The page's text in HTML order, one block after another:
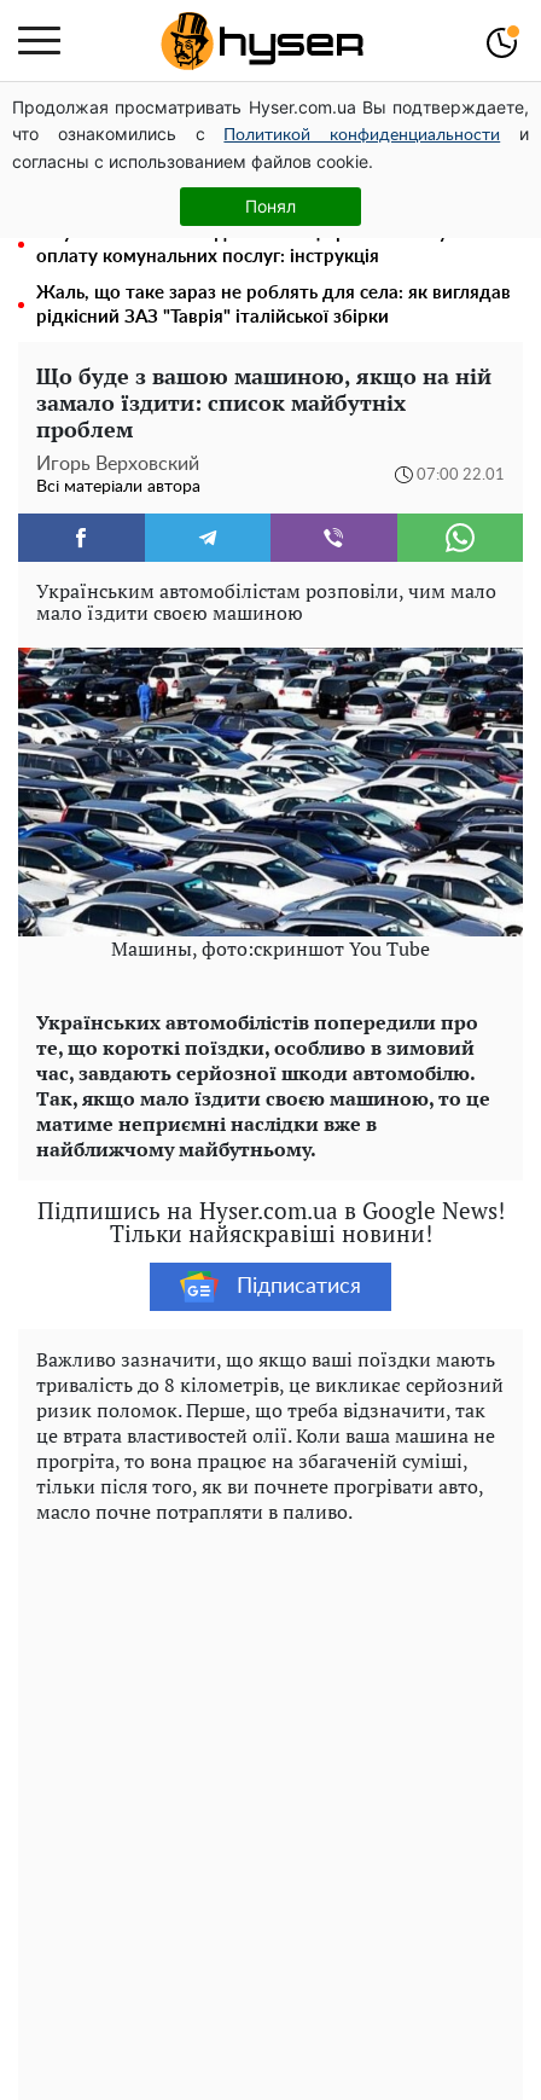
Продолжая просматривать Hyser.com.ua Вы подтверждаете,
что ознакомились с
Политикой конфиденциальности
и
согласны с использованием файлов cookie.
Понял
Гола Олена Тополя у цікавих позах змусила відвисати
щелепи: злив відео – було лише початком
"Холостячка" Ксенія Мішина перестаралася і блиснула
зоною бікіні: надто широко розсунула
оплату комунальних послуг: інструкція
Жаль, що таке зараз не роблять для села: як виглядав
рідкісний ЗАЗ "Таврія" італійської збірки
Що буде з вашою машиною, якщо на ній
замало їздити: список майбутніх
проблем
Игорь Верховский
Всі матеріали автора
07:00 22.01
Українським автомобілістам розповіли, чим мало
мало їздити своєю машиною
Машины, фото:скриншот You Tube
Українських автомобілістів попередили про
те, що короткі поїздки, особливо в зимовий
час, завдають серйозної шкоди автомобілю.
Так, якщо мало їздити своєю машиною, то це
матиме неприємні наслідки вже в
найближчому майбутньому.
Підпишись на Hyser.com.ua в Google News!
Тільки найяскравіші новини!
Підписатися
Важливо зазначити, що якщо ваші поїздки мають
тривалість до 8 кілометрів, це викликає серйозний
ризик поломок. Перше, що треба відзначити, так
це втрата властивостей олії. Коли ваша машина не
прогріта, то вона працює на збагаченій суміші,
тільки після того, як ви почнете прогрівати авто,
масло почне потрапляти в паливо.